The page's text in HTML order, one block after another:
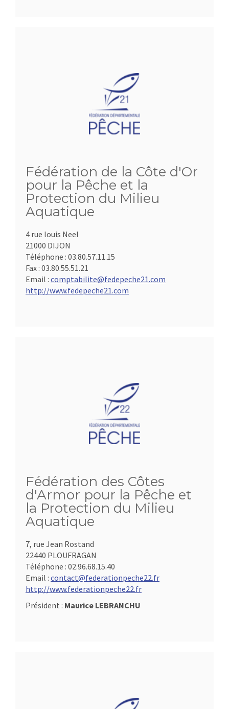
Fédération de la Côte d'Or
pour la Pêche et la
Protection du Milieu
Aquatique
4 rue louis Neel
21000 DIJON
Téléphone : 03.80.57.11.15
Fax : 03.80.55.51.21
Email : comptabilite@fedepeche21.com
http://www.fedepeche21.com
Fédération des Côtes
d'Armor pour la Pêche et
la Protection du Milieu
Aquatique
7, rue Jean Rostand
22440 PLOUFRAGAN
Téléphone : 02.96.68.15.40
Email : contact@federationpeche22.fr
http://www.federationpeche22.fr
Président : Maurice LEBRANCHU